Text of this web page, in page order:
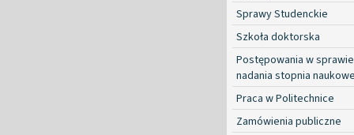
Sprawy Studenckie
Szkoła doktorska
Postępowania w sprawie
nadania stopnia
Praca w Politechnice
Zamówienia publiczne